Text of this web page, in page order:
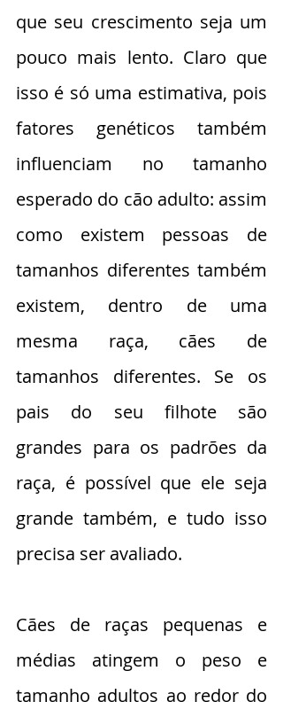
que seu crescimento seja um
pouco mais lento. Claro que
isso é só uma estimativa, pois
fatores genéticos também
influenciam no tamanho
esperado do cão adulto: assim
como existem pessoas de
tamanhos diferentes também
existem, dentro de uma
mesma raça, cães de
tamanhos diferentes. Se os
pais do seu filhote são
grandes para os padrões da
raça, é possível que ele seja
grande também, e tudo isso
precisa ser avaliado.
Cães de raças pequenas e
médias atingem o peso e
tamanho adultos ao redor do